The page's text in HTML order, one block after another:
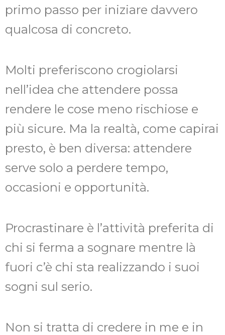
primo passo per iniziare davvero
qualcosa di concreto.
Molti preferiscono crogiolarsi
nell’idea che attendere possa
rendere le cose meno rischiose e
più sicure. Ma la realtà, come capirai
presto, è ben diversa: attendere
serve solo a perdere tempo,
occasioni e opportunità.
Procrastinare è l’attività preferita di
chi si ferma a sognare mentre là
fuori c’è chi sta realizzando i suoi
sogni sul serio.
Non si tratta di credere in me e in